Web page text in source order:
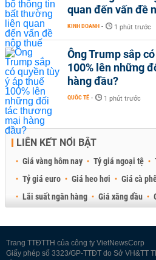
quan đến vấn đề
KINH DOANH - 1 phút trước
Ông Trump sắp
100% lên những
hàng đầu?
QUỐC TẾ - 1 phút trước
LIÊN KẾT NỔI BẬT
Giá vàng hôm nay Tỷ giá ngoại tệ
Tỷ giá euro
Giá heo hơi Giá cà
Lãi suất ngân hàng
Giá xăng dầu
Trang TTĐTTH của công ty VietNewsCorp
Giấy phép số 3323/GP-TTĐT do Sở VH&TT